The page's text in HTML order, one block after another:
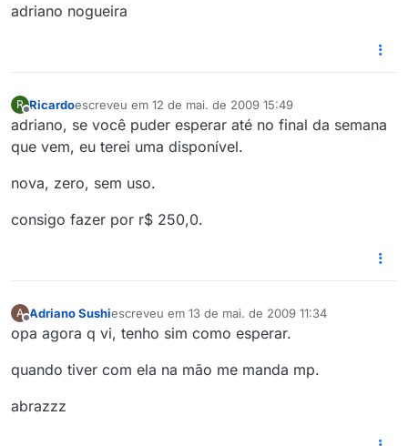
adriano nogueira
R
Offline
Ricardoescreveu em 12 de mai. de 2009 15:49
última edição por
adriano, se você puder esperar até no final da semana
que vem, eu terei uma disponível.
nova, zero, sem uso.
consigo fazer por r$ 250,0.
A Adriano Sushiescreveu em 13 de mai. de 2009 11:34
última edição por
opa agora q vi, tenho sim como esperar.
quando tiver com ela na mão me manda mp.
abrazzz